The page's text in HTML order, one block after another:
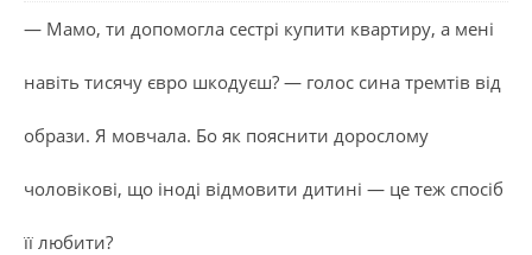
— Мамо, ти допомогла сестрі купити квартиру, а мені
навіть тисячу євро шкодуєш? — голос сина тремтів від
образи. Я мовчала. Бо як пояснити дорослому
чоловікові, що іноді відмовити дитині — це теж спосіб
її любити?